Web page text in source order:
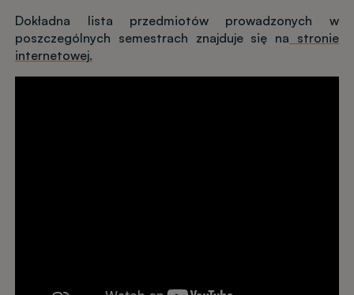
Dokładna lista przedmiotów prowadzonych w
poszczególnych semestrach znajduje się na stronie
internetowej.